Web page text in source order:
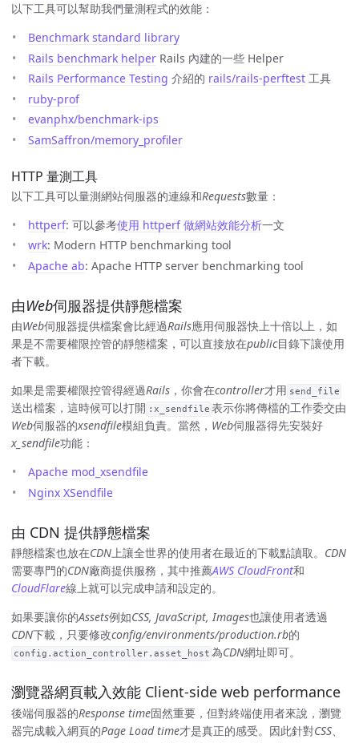
以下工具可以幫助我們量測程式的效能：
Benchmark standard library
Rails benchmark helper Rails 內建的一些 Helper
Rails Performance Testing 介紹的 rails/rails-perftest 工具
ruby-prof
evanphx/benchmark-ips
SamSaffron/memory_profiler
HTTP 量測工具
以下工具可以量測網站伺服器的連線和Requests數量：
httperf: 可以參考使用 httperf 做網站效能分析一文
wrk: Modern HTTP benchmarking tool
Apache ab: Apache HTTP server benchmarking tool
由Web伺服器提供靜態檔案
由Web伺服器提供檔案會比經過Rails應用伺服器快上十倍以上，如
果是不需要權限控管的靜態檔案，可以直接放在public目錄下讓使用
者下載。
如果是需要權限控管得經過Rails ，你會在controller才用 send_file
送出檔案，這時候可以打開 :x_sendfile 表示你將傳檔的工作委交由
Web伺服器的xsendfile模組負責。當然， Web伺服器得先安裝好
x_sendfile功能：
Apache mod_xsendfile
Nginx XSendfile
由 CDN 提供靜態檔案
靜態檔案也放在CDN上讓全世界的使用者在最近的下載點讀取。 CDN
需要專門的CDN廠商提供服務，其中推薦AWS CloudFront和
CloudFlare線上就可以完成申請和設定的。
如果要讓你的Assets例如CSS, JavaScript, Images也讓使用者透過
CDN下載，只要修改config/environments/production.rb的
config.action_controller.asset_host 為CDN網址即可。
瀏覽器網頁載入效能 Client-side web performance
後端伺服器的Response time固然重要，但對終端使用者來說，瀏覽
器完成載入網頁的Page Load time才是真正的感受。因此針對CSS、